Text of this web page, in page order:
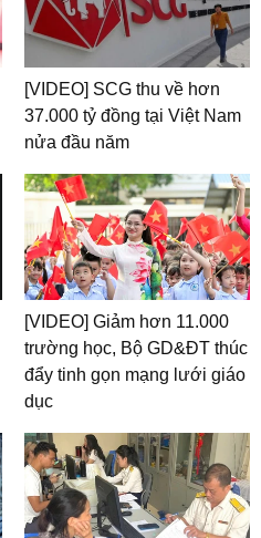
[VIDEO] SCG thu về hơn
37.000 tỷ đồng tại Việt Nam
nửa đầu năm
[VIDEO] Giảm hơn 11.000
trường học, Bộ GD&ĐT thúc
đẩy tinh gọn mạng lưới giáo
dục